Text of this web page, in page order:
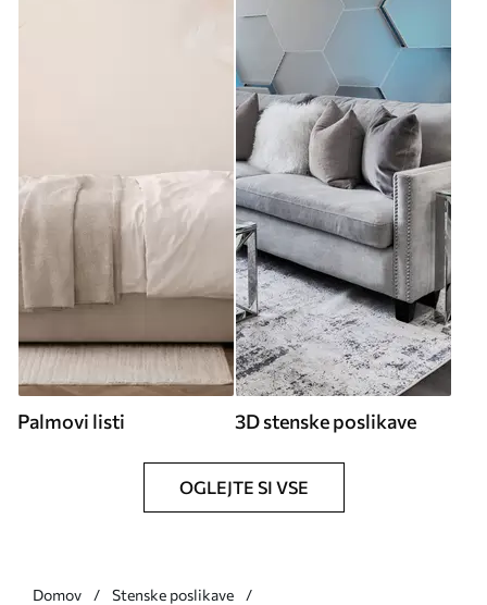
Palmovi listi 3D stenske poslikave
OGLEJTE SI VSE
Domov
Stenske poslikave